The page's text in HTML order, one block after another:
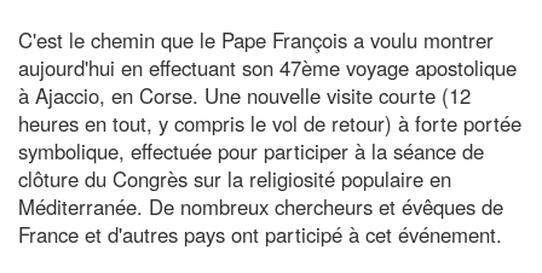
C'est le chemin que le Pape François a voulu montrer
aujourd'hui en effectuant son 47ème voyage apostolique
à Ajaccio, en Corse. Une nouvelle visite courte (12
heures en tout, y compris le vol de retour) à forte portée
symbolique, effectuée pour participer à la séance de
clôture du Congrès sur la religiosité populaire en
Méditerranée. De nombreux chercheurs et évêques de
France et d'autres pays ont participé à cet événement.